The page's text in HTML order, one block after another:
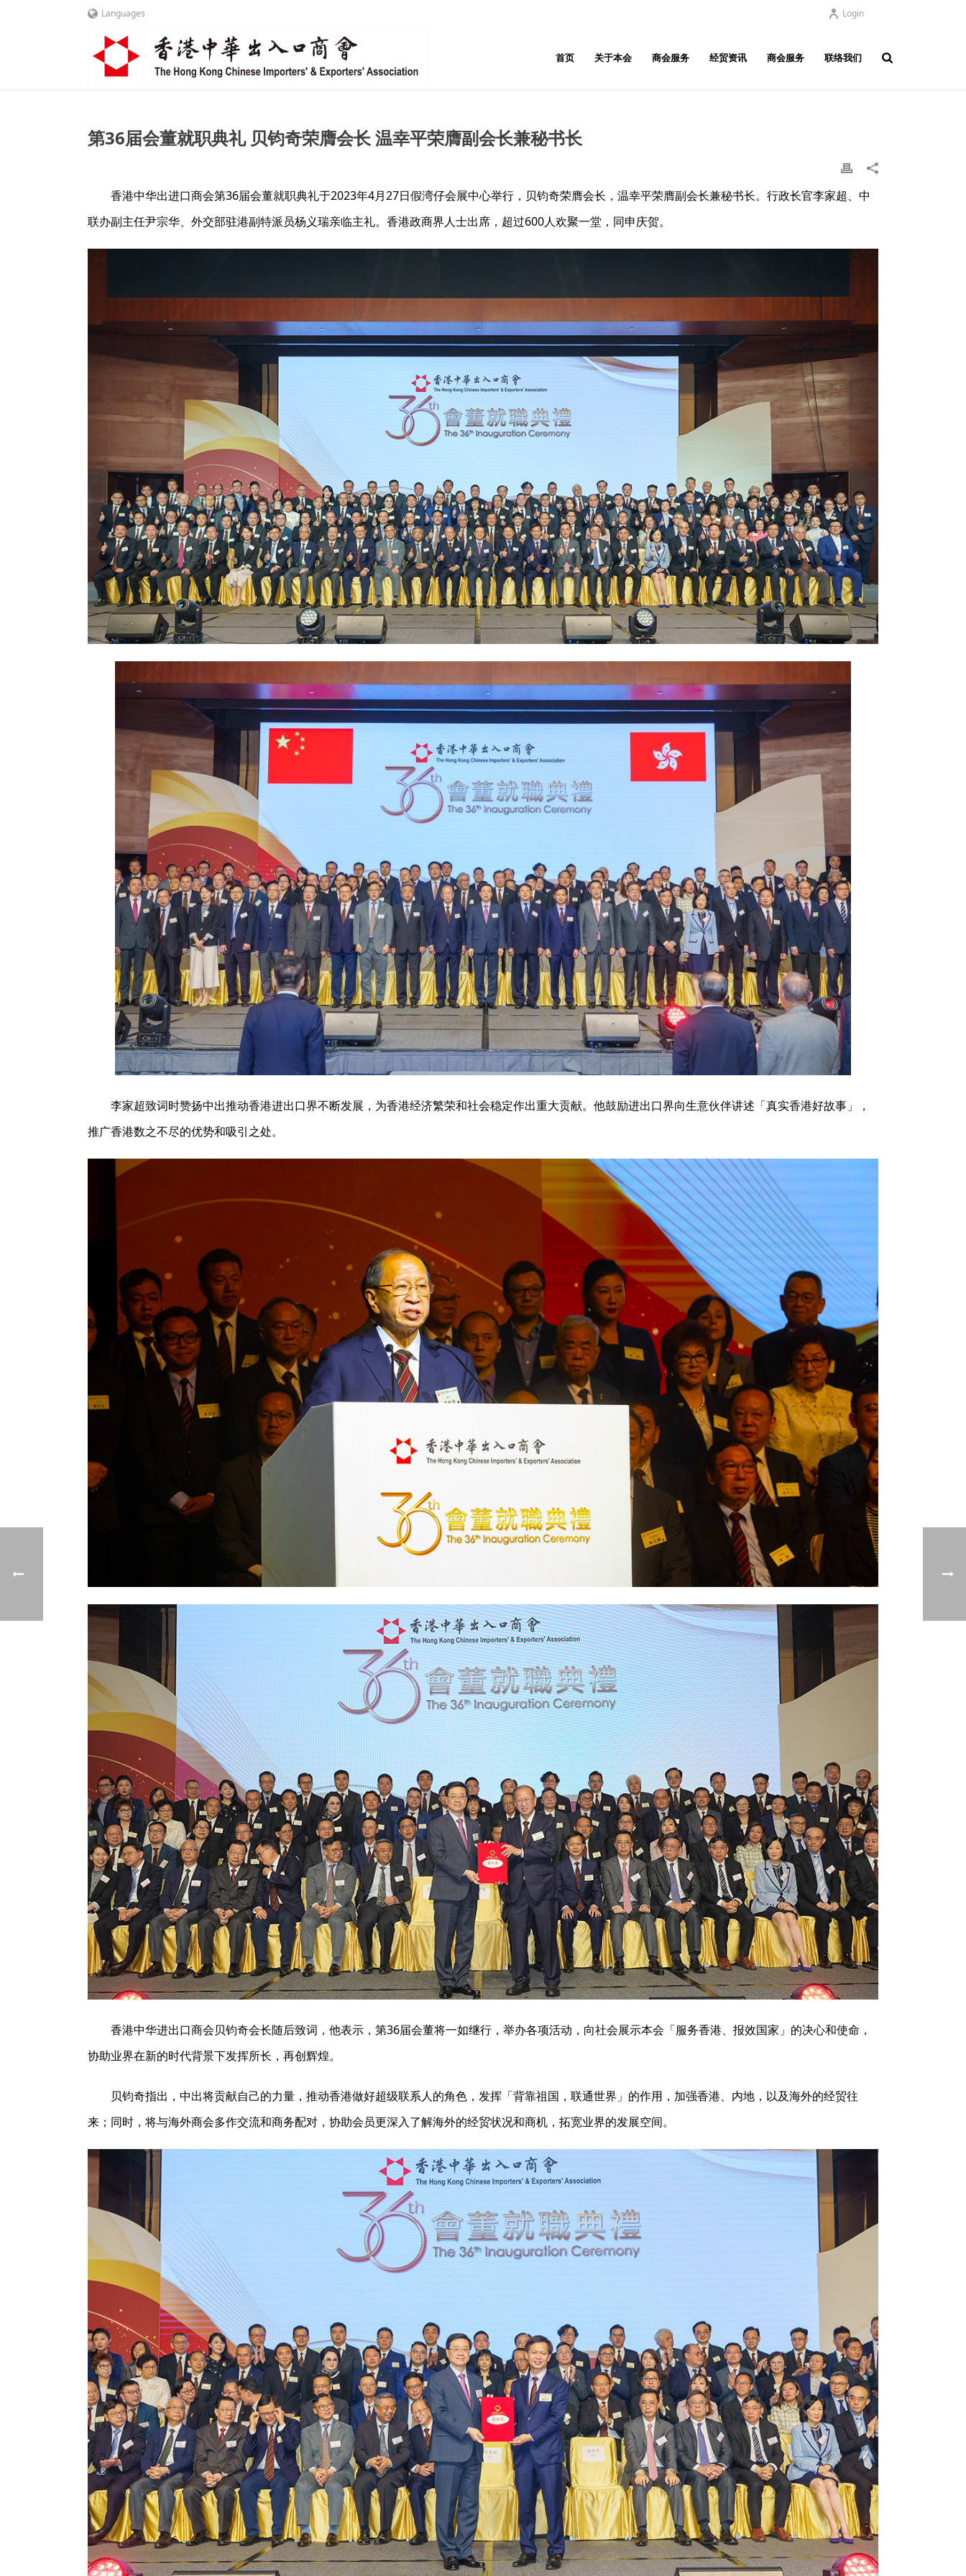
Languages Login
首页 关于本会 商会服务 经贸资讯 商会服务 联络我们
第36届会董就职典礼 贝钧奇荣膺会长 温幸平荣膺副会长兼秘书长
香港中华出进口商会第36届会董就职典礼于2023年4月27日假湾仔会展中心举行，贝钧奇荣膺会长，温幸平荣膺副会长兼秘书长。行政长官李家超、中
联办副主任尹宗华、外交部驻港副特派员杨义瑞亲临主礼。香港政商界人士出席，超过600人欢聚一堂，同申庆贺。
李家超致词时赞扬中出推动香港进出口界不断发展，为香港经济繁荣和社会稳定作出重大贡献。他鼓励进出口界向生意伙伴讲述「真实香港好故事」，
推广香港数之不尽的优势和吸引之处。
香港中华进出口商会贝钧奇会长随后致词，他表示，第36届会董将一如继行，举办各项活动，向社会展示本会「服务香港、报效国家」的决心和使命，
协助业界在新的时代背景下发挥所长，再创辉煌。
贝钧奇指出，中出将贡献自己的力量，推动香港做好超级联系人的角色，发挥「背靠祖国，联通世界」的作用，加强香港、内地，以及海外的经贸往
来；同时，将与海外商会多作交流和商务配对，协助会员更深入了解海外的经贸状况和商机，拓宽业界的发展空间。